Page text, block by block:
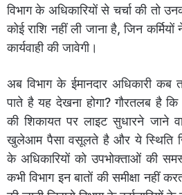
विभाग के अधिकारियों से चर्चा की तो
कोई राशि नहीं ली जाना है, जिन
कार्यवाही की जावेगी।
अब विभाग के ईमानदार अधिकारी कब
पाते है यह देखना होगा? गौरतलब है
की शिकायत पर लाइट सुधारने जाने
खुलेआम पैसा वसूलते है और ये स्थिति
के अधिकारियों को उपभोक्ताओं की
कभी विभाग इन बातों की समीक्षा नहीं